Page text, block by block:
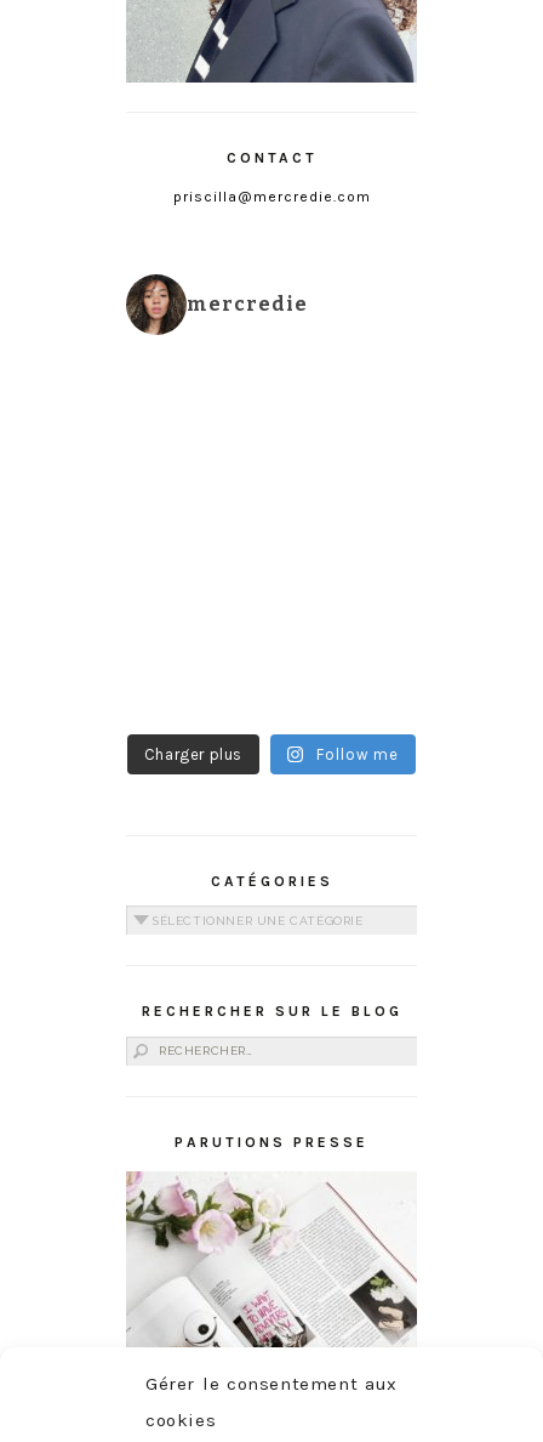
Gérer le consentement aux
cookies
CONTACT
priscilla@mercredie.com
mercredie
Charger plus Follow me
CATÉGORIES
Catégories
RECHERCHER SUR LE BLOG
Rechercher :
PARUTIONS PRESSE